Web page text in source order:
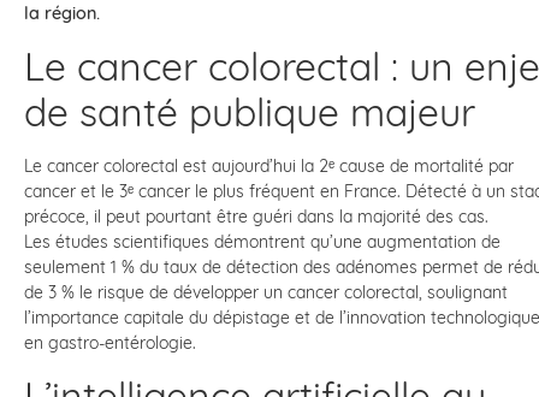
la région.
Le cancer colorectal : un
de santé publique majeur
Le cancer colorectal est aujourd’hui la 2ᵉ cause de mortalité par
cancer et le 3ᵉ cancer le plus fréquent en France. Détecté à un
précoce, il peut pourtant être guéri dans la majorité des cas.
Les études scientifiques démontrent qu’une augmentation de
seulement 1 % du taux de détection des adénomes permet de
de 3 % le risque de développer un cancer colorectal, soulignant
l’importance capitale du dépistage et de l’innovation technologique
en gastro‑entérologie.